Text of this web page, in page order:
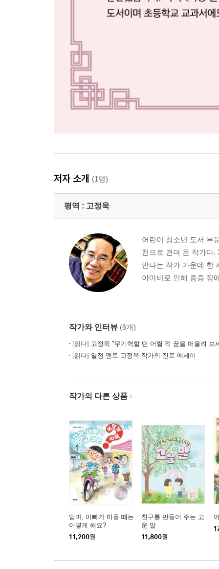
저자 소개 (1명)
평역 : 고정욱
어린이 청소년 도서 부
천으로 견뎌 온 작가다.
만나는 작가 가운데 한
아마비로 인해 중증 장
작가와 인터뷰 (6개)
[읽다] 고정욱 "무기력할 땐 어릴 적 꿈을 떠올려 보
[읽다] 열정 멘토 고정욱 작가의 진로 에세이
작가의 다른 상품
엄마, 아빠가 미울 때는
어떻게 해요?
11,200원
친구를 만들어 주는 고
운 말
11,800원